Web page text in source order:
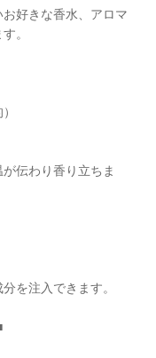
好きな香水、アロマ
。
伝わり香り立ちま
を注入できます。